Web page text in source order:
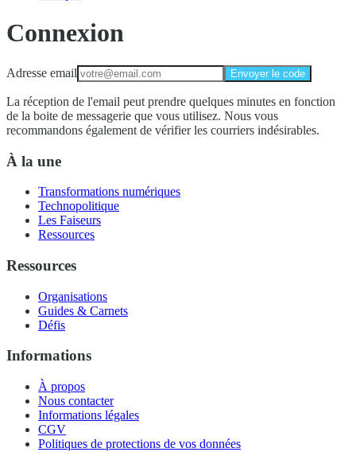
Connexion
Adresse email Envoyer le code
La réception de l'email peut prendre quelques minutes en fonction
de la boite de messagerie que vous utilisez. Nous vous
recommandons également de vérifier les courriers indésirables.
À la une
Transformations numériques
Technopolitique
Les Faiseurs
Ressources
Ressources
Organisations
Guides & Carnets
Défis
Informations
À propos
Nous contacter
Informations légales
CGV
Politiques de protections de vos données